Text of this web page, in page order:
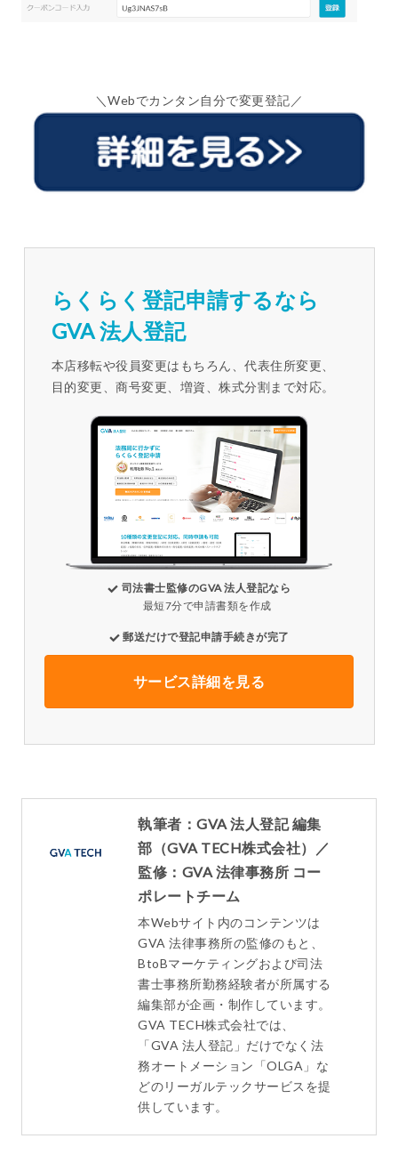
＼Webでカンタン自分で変更登記／
らくらく登記申請するなら
GVA 法人登記
本店移転や役員変更はもちろん、代表住所変更、
目的変更、商号変更、増資、株式分割まで対応。
司法書士監修のGVA 法人登記なら
最短7分で申請書類を作成
郵送だけで登記申請手続きが完了
サービス詳細を見る
執筆者：GVA 法人登記 編集
部（GVA TECH株式会社）／
監修：GVA 法律事務所 コー
ポレートチーム
本Webサイト内のコンテンツは
GVA 法律事務所の監修のもと、
BtoBマーケティングおよび司法
書士事務所勤務経験者が所属する
編集部が企画・制作しています。
GVA TECH株式会社では、
「GVA 法人登記」だけでなく法
務オートメーション「OLGA」な
どのリーガルテックサービスを提
供しています。